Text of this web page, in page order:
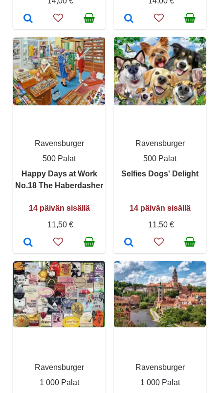
Ravensburger
500 Palat
Happy Days at Work
No.18 The Haberdasher
14 päivän sisällä
11,50 €
Ravensburger
500 Palat
Selfies Dogs' Delight
14 päivän sisällä
11,50 €
Ravensburger
1 000 Palat
Ravensburger
1 000 Palat